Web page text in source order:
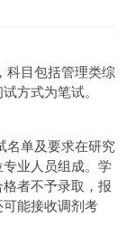
科目包括管理类综
方式为笔试。
名单及要求在研究
业人员组成。学
者不予录取，报
能接收调剂考